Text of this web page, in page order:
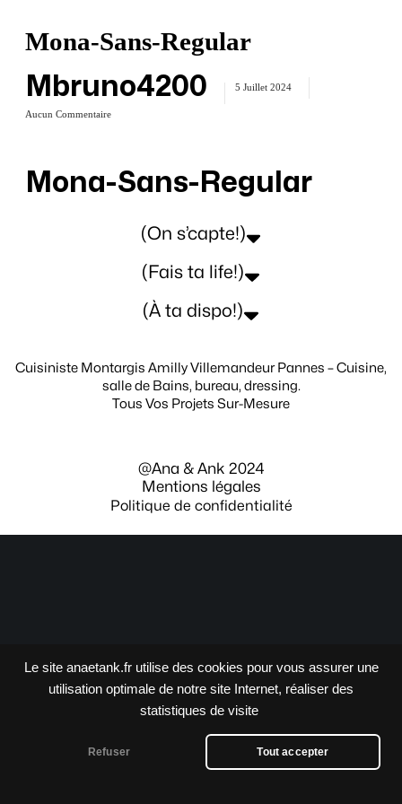
Le site anaetank.fr utilise des cookies pour vous assurer une
utilisation optimale de notre site Internet, réaliser des
statistiques de visite
Refuser Tout accepter
Mona-Sans-Regular
Mbruno4200 5 Juillet 2024
Aucun Commentaire
Mona-Sans-Regular
(On s’capte!)
(Fais ta life!)
(À ta dispo!)
Cuisiniste Montargis Amilly Villemandeur Pannes – Cuisine,
salle de Bains, bureau, dressing.
Tous Vos Projets Sur-Mesure
@Ana & Ank 2024
Mentions légales
Politique de confidentialité